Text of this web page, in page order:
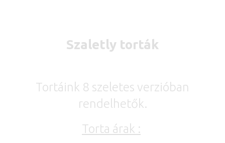
Szaletly torták
Tortáink 8 szeletes verzióban
rendelhetők.
Torta árak :